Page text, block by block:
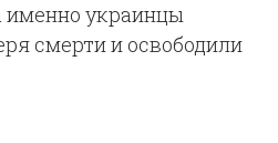
именно украинцы
смерти и освободили